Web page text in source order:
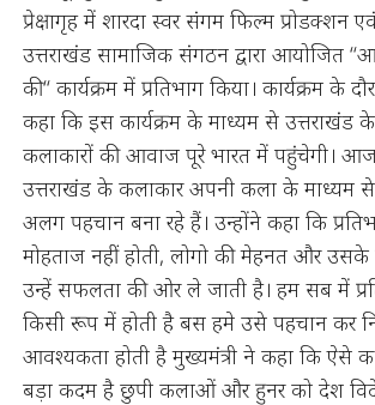
प्रेक्षागृह में शारदा स्वर संगम फिल्म प्रोडक्शन
उत्तराखंड सामाजिक संगठन द्वारा आयोजित
की‘‘ कार्यक्रम में प्रतिभाग किया। कार्यक्रम के
कहा कि इस कार्यक्रम के माध्यम से उत्तराखंड
कलाकारों की आवाज पूरे भारत में पहुंचेगी।
उत्तराखंड के कलाकार अपनी कला के माध्यम
अलग पहचान बना रहे हैं। उन्होंने कहा कि
मोहताज नहीं होती, लोगो की मेहनत और उसके
उन्हें सफलता की ओर ले जाती है। हम सब में
किसी रूप में होती है बस हमे उसे पहचान कर
आवश्यकता होती है मुख्यमंत्री ने कहा कि ऐसे
बड़ा कदम है छुपी कलाओं और हुनर को देश